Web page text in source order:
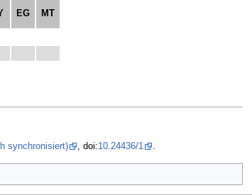
EG MT
synchronisiert) , doi:10.24436/1 .